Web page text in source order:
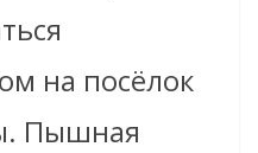
на посёлок
Пышная